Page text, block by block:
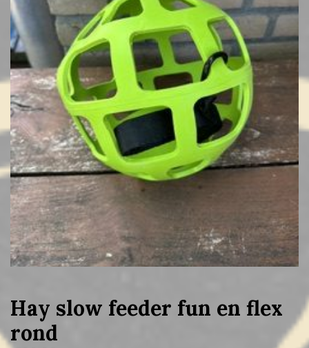
Hay slow feeder fun en flex
rond